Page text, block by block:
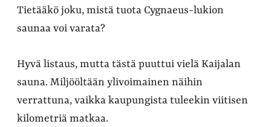
Tietääkö joku, mistä tuota Cygnaeus-lukion
saunaa voi varata?
Hyvä listaus, mutta tästä puuttui vielä Kaijalan
sauna. Miljööltään ylivoimainen näihin
verrattuna, vaikka kaupungista tuleekin viitisen
kilometriä matkaa.